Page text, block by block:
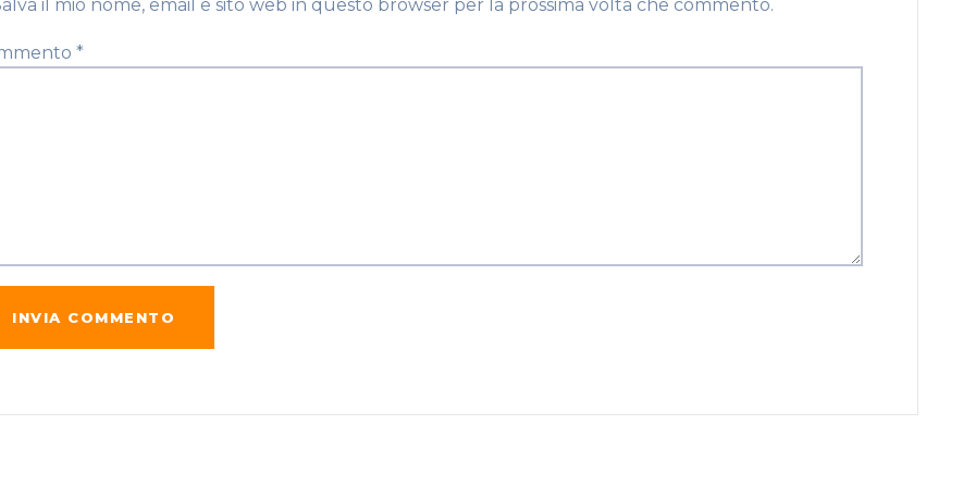
il mio nome, email e sito web in questo browser per la prossima volta che commento.
*